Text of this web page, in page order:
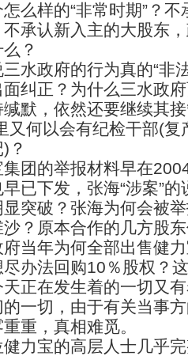
么样的“非常时期”？
不承认新入主的大股东
？
政府的行为真的“非
面纠正？为什么三水政
默，依然还要继续其
又何以会有纪检干部(
？
的举报材料早在2004
已下发，张海“涉案”
突破？张海为何会被
？原本合作的几方股
年为何全部出售健力
办法回购10％股权？
正在发生着的一切又
切，由于有关当事方
重，真相难觅。
宝的高层人士几乎完